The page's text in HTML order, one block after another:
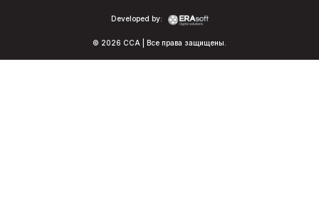
© 2026 CCA | Все права защищены.
Developed by: